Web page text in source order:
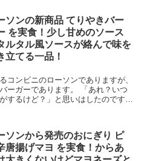
ソンの新商品 てりやきバー
を実食！少し甘めのソース
ルタル風ソースが絡んで味を
立てる一品！
コンビニのローソンでありますが、
ーガーであります。 「あれ？いつ
するけど？」と思いはしたのです
ソンから発売のおにぎり ピ
唐揚げマヨ を実食！からあ